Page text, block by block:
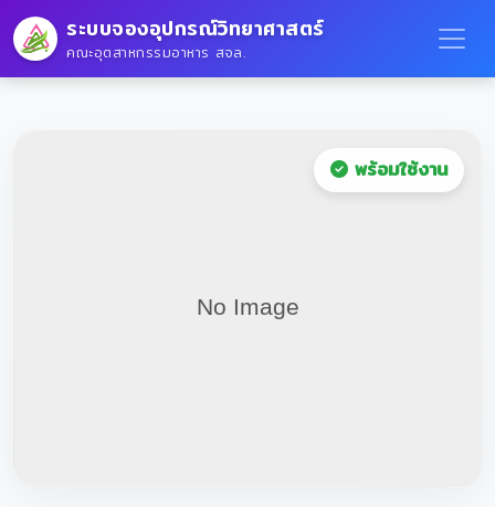
ระบบจองอุปกรณ์วิทยาศาสตร์
คณะอุตสาหกรรมอาหาร สจล.
พร้อมใช้งาน